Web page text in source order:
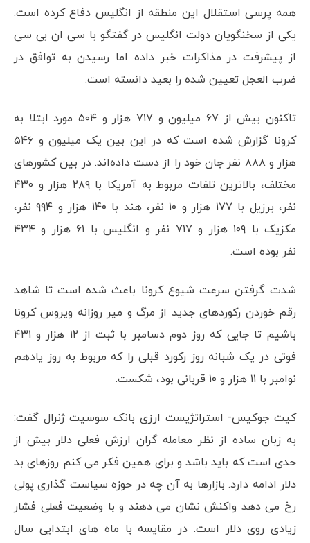
همه پرسی استقلال این منطقه از انگلیس دفاع کرده است.
یکی از سخنگویان دولت انگلیس در گفتگو با سی ان بی سی
از پیشرفت در مذاکرات خبر داده اما رسیدن به توافق در
ضرب العجل تعیین شده را بعید دانسته است.
تاکنون بیش از ۶۷ میلیون و ۷۱۷ هزار و ۵۰۴ مورد ابتلا به
کرونا گزارش شده است که در این بین یک میلیون و ۵۴۶
هزار و ۸۸۸ نفر جان خود را از دست داده‌اند. در بین کشورهای
مختلف، بالاترین تلفات مربوط به آمریکا با ۲۸۹ هزار و ۴۳۰
نفر، برزیل با ۱۷۷ هزار و ۱۰ نفر، هند با ۱۴۰ هزار و ۹۹۴ نفر،
مکزیک با ۱۰۹ هزار و ۷۱۷ نفر و انگلیس با ۶۱ هزار و ۴۳۴
نفر بوده است.
شدت گرفتن سرعت شیوع کرونا باعث شده است تا شاهد
رقم خوردن رکوردهای جدید از مرگ و میر روزانه ویروس کرونا
باشیم تا جایی که روز دوم دسامبر با ثبت از ۱۲ هزار و ۴۳۱
فوتی در یک شبانه روز رکورد قبلی را که مربوط به روز یادهم
نوامبر با ۱۱ هزار و ۱۰ قربانی بود، شکست.
کیت جوکیس- استراتژیست ارزی بانک سوسیت ژنرال گفت:
به زبان ساده از نظر معامله گران ارزش فعلی دلار بیش از
حدی است که باید باشد و برای همین فکر می کنم روزهای بد
دلار ادامه دارد. بازارها به آن چه در حوزه سیاست گذاری پولی
رخ می دهد واکنش نشان می دهند و با وضعیت فعلی فشار
زیادی روی دلار است. در مقایسه با ماه های ابتدایی سال